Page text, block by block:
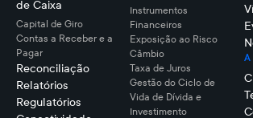
de Caixa
Capital de Giro
Contas a Receber e a
Pagar
Reconciliação
Relatórios
Regulatórios
Instrumentos
Financeiros
Exposição ao Risco
Câmbio
Taxa de Juros
Gestão do Ciclo de
Vida de Dívida e
Investimento
A